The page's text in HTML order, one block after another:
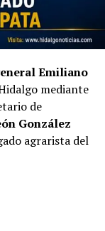
Emiliano
mediante
de
González
agrarista del